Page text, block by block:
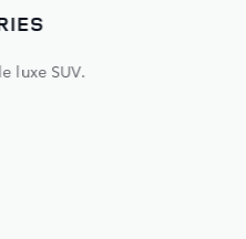
luxe SUV.